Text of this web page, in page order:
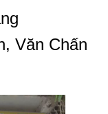
Văn Chấn